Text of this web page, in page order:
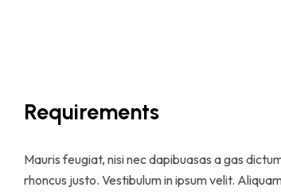
Requirements
Mauris feugiat, nisi nec dapibuasas a gas
rhoncus justo. Vestibulum in ipsum velit.